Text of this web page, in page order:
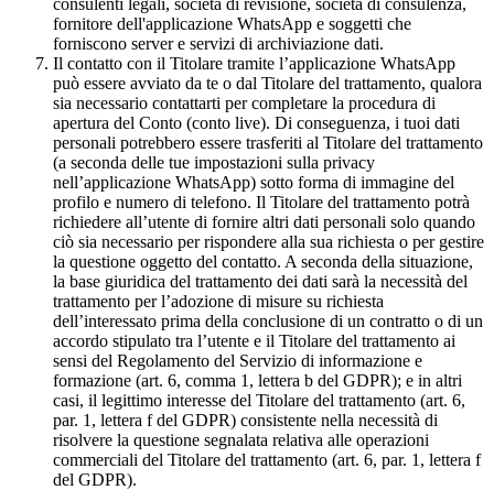
consulenti legali, società di revisione, società di consulenza,
fornitore dell'applicazione WhatsApp e soggetti che
forniscono server e servizi di archiviazione dati.
Il contatto con il Titolare tramite l’applicazione WhatsApp
può essere avviato da te o dal Titolare del trattamento, qualora
sia necessario contattarti per completare la procedura di
apertura del Conto (conto live). Di conseguenza, i tuoi dati
personali potrebbero essere trasferiti al Titolare del trattamento
(a seconda delle tue impostazioni sulla privacy
nell’applicazione WhatsApp) sotto forma di immagine del
profilo e numero di telefono. Il Titolare del trattamento potrà
richiedere all’utente di fornire altri dati personali solo quando
ciò sia necessario per rispondere alla sua richiesta o per gestire
la questione oggetto del contatto. A seconda della situazione,
la base giuridica del trattamento dei dati sarà la necessità del
trattamento per l’adozione di misure su richiesta
dell’interessato prima della conclusione di un contratto o di un
accordo stipulato tra l’utente e il Titolare del trattamento ai
sensi del Regolamento del Servizio di informazione e
formazione (art. 6, comma 1, lettera b del GDPR); e in altri
casi, il legittimo interesse del Titolare del trattamento (art. 6,
par. 1, lettera f del GDPR) consistente nella necessità di
risolvere la questione segnalata relativa alle operazioni
commerciali del Titolare del trattamento (art. 6, par. 1, lettera f
del GDPR).